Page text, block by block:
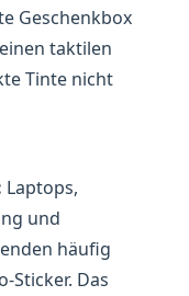
Geschenkbox
taktilen
Tinte nicht
Laptops,
und
häufig
Sticker. Das